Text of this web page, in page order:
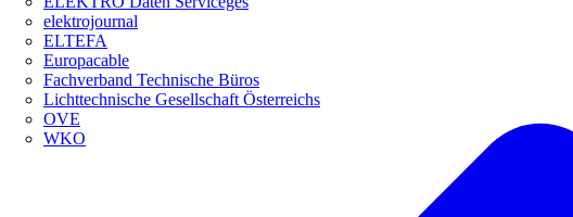
elektrojournal
ELTEFA
Europacable
Fachverband Technische Büros
Lichttechnische Gesellschaft Österreichs
OVE
WKO